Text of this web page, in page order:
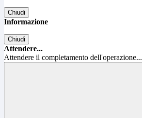
Chiudi
Informazione
Chiudi
Attendere...
Attendere il completamento dell'operazione...